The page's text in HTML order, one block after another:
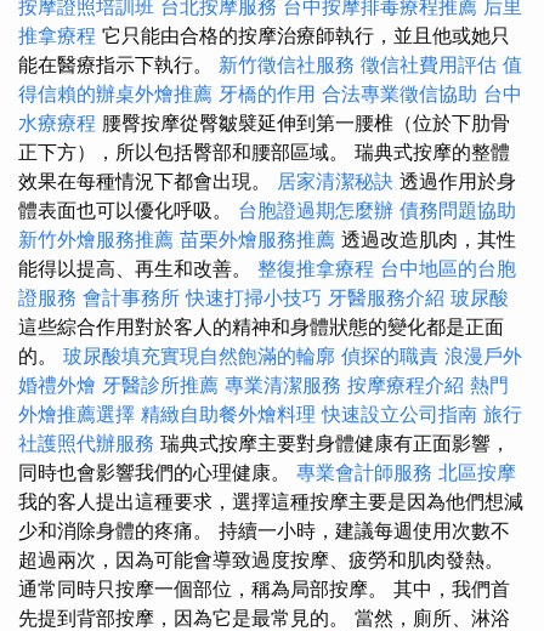
按摩證照培訓班 台北按摩服務 台中按摩排毒療程推薦 后里
推拿療程 它只能由合格的按摩治療師執行，並且他或她只
能在醫療指示下執行。 新竹徵信社服務 徵信社費用評估 值
得信賴的辦桌外燴推薦 牙橋的作用 合法專業徵信協助 台中
水療療程 腰臀按摩從臀皺襞延伸到第一腰椎（位於下肋骨
正下方），所以包括臀部和腰部區域。 瑞典式按摩的整體
效果在每種情況下都會出現。 居家清潔秘訣 透過作用於身
體表面也可以優化呼吸。 台胞證過期怎麼辦 債務問題協助
新竹外燴服務推薦 苗栗外燴服務推薦 透過改造肌肉，其性
能得以提高、再生和改善。 整復推拿療程 台中地區的台胞
證服務 會計事務所 快速打掃小技巧 牙醫服務介紹 玻尿酸
這些綜合作用對於客人的精神和身體狀態的變化都是正面
的。 玻尿酸填充實現自然飽滿的輪廓 偵探的職責 浪漫戶外
婚禮外燴 牙醫診所推薦 專業清潔服務 按摩療程介紹 熱門
外燴推薦選擇 精緻自助餐外燴料理快速設立公司指南 旅行
社護照代辦服務 瑞典式按摩主要對身體健康有正面影響，
同時也會影響我們的心理健康。 專業會計師服務 北區按摩
我的客人提出這種要求，選擇這種按摩主要是因為他們想減
少和消除身體的疼痛。 持續一小時，建議每週使用次數不
超過兩次，因為可能會導致過度按摩、疲勞和肌肉發熱。
通常同時只按摩一個部位，稱為局部按摩。 其中，我們首
先提到背部按摩，因為它是最常見的。 當然，廁所、淋浴